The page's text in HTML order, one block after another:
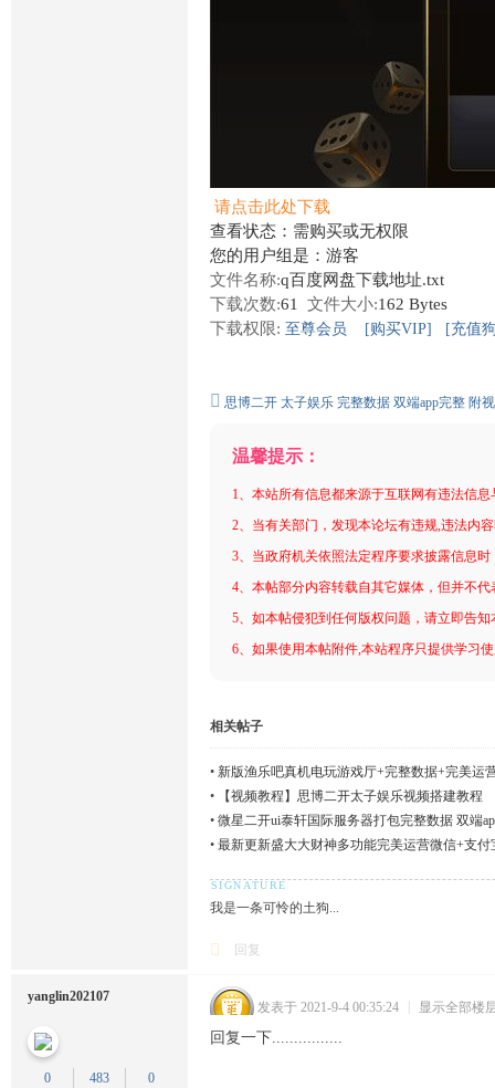
请点击此处下载
查看状态：需购买或无权限
您的用户组是：游客
文件名称:q百度网盘下载地址.txt
下载次数:61 文件大小:162 Bytes
下载权限: 至尊会员 [购买VIP] [充值
思博二开 太子娱乐 完整数据 双端app完整 附
温馨提示：
1、本站所有信息都来源于互联网有违法信
2、当有关部门，发现本论坛有违规,违法内
3、当政府机关依照法定程序要求披露信息
4、本帖部分内容转载自其它媒体，但并不
5、如本帖侵犯到任何版权问题，请立即告
6、如果使用本帖附件,本站程序只提供学习
相关帖子
• 新版渔乐吧真机电玩游戏厅+完整数据+完美运
•
【视频教程】思博二开太子娱乐视频搭建教程
• 微星二开ui泰轩国际服务器打包完整数据 双端
• 最新更新盛大大财神多功能完美运营微信+支
我是一条可怜的土狗...
回复
yanglin202107
0
483
0
发表于 2021-9-4 00:35:24 显示全部楼
回复一下................